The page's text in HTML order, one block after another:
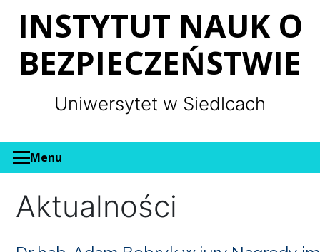
INSTYTUT NAUK O
BEZPIECZEŃSTWIE
Uniwersytet w Siedlcach
Menu
Aktualności